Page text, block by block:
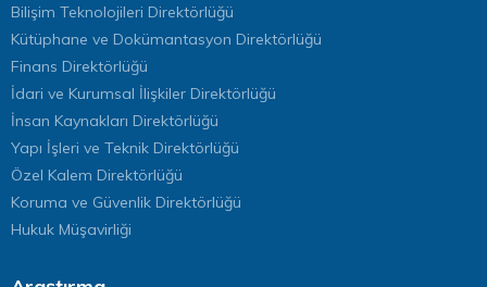
Bilişim Teknolojileri Direktörlüğü
Kütüphane ve Dokümantasyon Direktörlüğü
Finans Direktörlüğü
İdari ve Kurumsal İlişkiler Direktörlüğü
İnsan Kaynakları Direktörlüğü
Yapı İşleri ve Teknik Direktörlüğü
Özel Kalem Direktörlüğü
Koruma ve Güvenlik Direktörlüğü
Hukuk Müşavirliği